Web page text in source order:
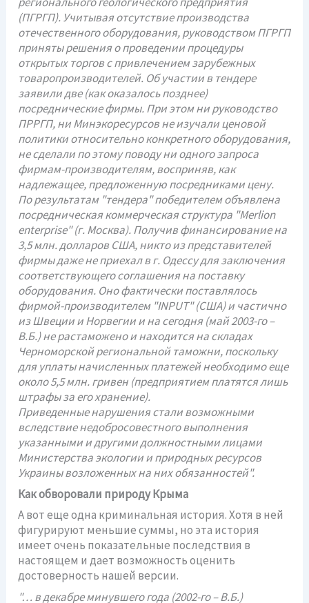
(ПГРГП). Учитывая отсутствие производства
отечественного оборудования, руководством ПГРГП
приняты решения о проведении процедуры
открытых торгов с привлечением зарубежных
товаропроизводителей. Об участии в тендере
заявили две (как оказалось позднее)
посреднические фирмы. При этом ни руководство
ПРРГП, ни Минэкоресурсов не изучали ценовой
политики относительно конкретного оборудования,
не сделали по этому поводу ни одного запроса
фирмам-производителям, восприняв, как
надлежащее, предложенную посредниками цену.
По результатам "тендера" победителем объявлена
посредническая коммерческая структура "Merlion
enterprise" (г. Москва). Получив финансирование на
3,5 млн. долларов США, никто из представителей
фирмы даже не приехал в г. Одессу для заключения
соответствующего соглашения на поставку
оборудования. Оно фактически поставлялось
фирмой-производителем "INPUT" (США) и частично
из Швеции и Норвегии и на сегодня (май 2003-го –
В.Б.) не растаможено и находится на складах
Черноморской региональной таможни, поскольку
для уплаты начисленных платежей необходимо еще
около 5,5 млн. гривен (предприятием платятся лишь
штрафы за его хранение).
Приведенные нарушения стали возможными
вследствие недобросовестного выполнения
указанными и другими должностными лицами
Министерства экологии и природных ресурсов
Украины возложенных на них обязанностей".
Как обворовали природу Крыма
А вот еще одна криминальная история. Хотя в ней
фигурируют меньшие суммы, но эта история
имеет очень показательные последствия в
настоящем и дает возможность оценить
достоверность нашей версии.
"… в декабре минувшего года (2002-го – В.Б.)